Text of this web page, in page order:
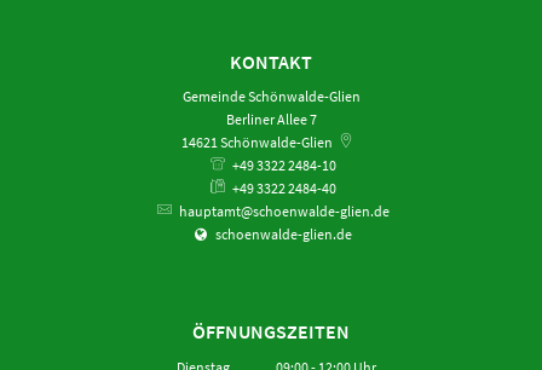
KONTAKT
Gemeinde Schönwalde-Glien
Berliner Allee 7
14621Schönwalde-Glien
+49 3322 2484-10
+49 3322 2484-40
hauptamt@schoenwalde-glien.de
schoenwalde-glien.de
ÖFFNUNGSZEITEN